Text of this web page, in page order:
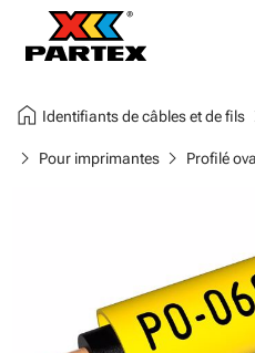
home Identifiants de câbles et de fils
chevron_right Pour imprimanteschevron_right Profilé